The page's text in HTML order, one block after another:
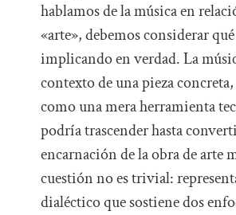
hablamos de la música en
«arte», debemos considerar
implicando en verdad. La
contexto de una pieza
como una mera herramienta
podría trascender hasta
encarnación de la obra de arte
cuestión no es trivial:
dialéctico que sostiene dos